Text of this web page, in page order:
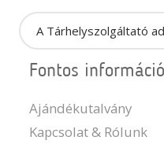
A Tárhelyszolgáltató
Fontos
Ajándékutalvány
Kapcsolat & Rólunk